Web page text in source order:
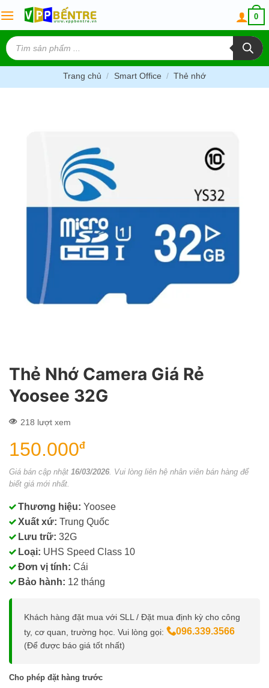
to
content
0
Tìm
kiếm
sản
phẩm
Trang chủ / Smart Office / Thẻ nhớ
Thẻ Nhớ Camera Giá Rẻ
Yoosee 32G
218 lượt xem
150.000đ
Giá bán cập nhật 16/03/2026 . Vui lòng liên hệ nhân viên bán hàng để
biết giá mới nhất.
Thương hiệu: Yoosee
Xuất xứ: Trung Quốc
Lưu trữ: 32G
Loại: UHS Speed Class 10
Đơn vị tính: Cái
Bảo hành: 12 tháng
Khách hàng đặt mua với SLL / Đặt mua định kỳ cho công
ty, cơ quan, trường học. Vui lòng gọi:
096.339.3566
(Để được báo giá tốt nhất)
Cho phép đặt hàng trước